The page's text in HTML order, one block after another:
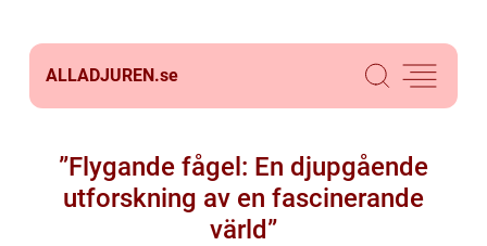
ALLADJUREN.se
”Flygande fågel: En djupgående
utforskning av en fascinerande
värld”